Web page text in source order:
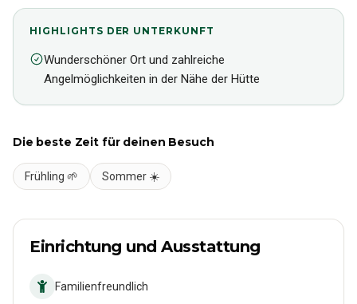
HIGHLIGHTS DER UNTERKUNFT
Wunderschöner Ort und zahlreiche
Angelmöglichkeiten in der Nähe der Hütte
Die beste Zeit für deinen Besuch
Frühling 🌱 Sommer ☀️
Einrichtung und Ausstattung
Familienfreundlich